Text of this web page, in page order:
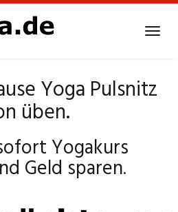
Yoga Pulsnitz
üben.
Yogakurs
Geld sparen.